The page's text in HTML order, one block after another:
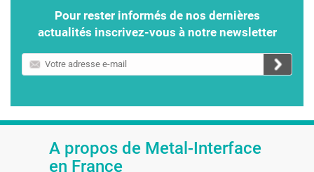
Pour rester informés de nos dernières
actualités inscrivez-vous à notre newsletter
Votre
adresse
A propos de Metal-Interface
en France